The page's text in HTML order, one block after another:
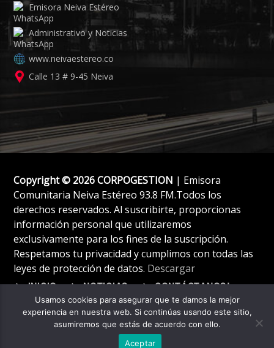
Emisora Neiva Estéreo
Administrativo y Noticias
www.neivaestereo.co
Calle 13 # 9-45 Neiva
Copyright © 2026 CORPOGESTION | Emisora
Comunitaria Neiva Estéreo 93.8 FM.Todos los
derechos reservados. Al suscribirte, proporcionas
información personal que utilizaremos
exclusivamente para los fines de la suscripción.
Respetamos tu privacidad y cumplimos con todas las
leyes de protección de datos. Descargar
INICIO NOTICIAS CONTÁCTANOS!
Usamos cookies para asegurar que te damos la mejor
experiencia en nuestra web. Si continúas usando este sitio,
asumiremos que estás de acuerdo con ello.
Aceptar